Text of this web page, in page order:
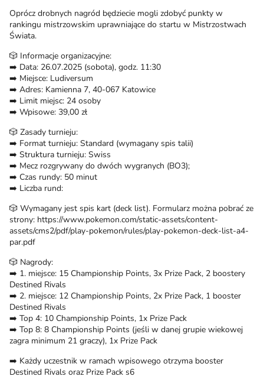
Oprócz drobnych nagród będziecie mogli zdobyć punkty w
rankingu mistrzowskim uprawniające do startu w Mistrzostwach
Świata.
🎲 Informacje organizacyjne:
➡️ Data: 26.07.2025 (sobota), godz. 11:30
➡️ Miejsce: Ludiversum
➡️ Adres: Kamienna 7, 40-067 Katowice
➡️ Limit miejsc: 24 osoby
➡️ Wpisowe: 39,00 zł
🎲 Zasady turnieju:
➡️ Format turnieju: Standard (wymagany spis talii)
➡️ Struktura turnieju: Swiss
➡️ Mecz rozgrywany do dwóch wygranych (BO3);
➡️ Czas rundy: 50 minut
➡️ Liczba rund:
🎲 Wymagany jest spis kart (deck list). Formularz można pobrać ze
strony: https://www.pokemon.com/static-assets/content-
assets/cms2/pdf/play-pokemon/rules/play-pokemon-deck-list-a4-
par.pdf
🎲 Nagrody:
➡️ 1. miejsce: 15 Championship Points, 3x Prize Pack, 2 boostery
Destined Rivals
➡️ 2. miejsce: 12 Championship Points, 2x Prize Pack, 1 booster
Destined Rivals
➡️ Top 4: 10 Championship Points, 1x Prize Pack
➡️ Top 8: 8 Championship Points (jeśli w danej grupie wiekowej
zagra minimum 21 graczy), 1x Prize Pack
➡️ Każdy uczestnik w ramach wpisowego otrzyma booster
Destined Rivals oraz Prize Pack s6